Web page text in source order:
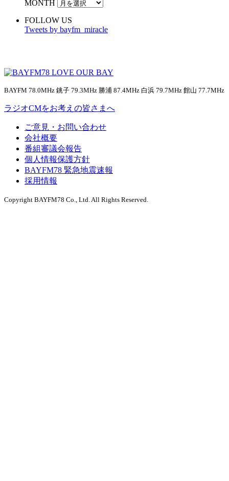
MONTH
FOLLOW US
Tweets by bayfm_miracle
BAYFM 78.0MHz 銚子 79.3MHz 勝浦 87.4MHz 白浜 79.7MHz 館山 77.7MHz
ラジオCMをお考えの皆さまへ
ご意見・お問い合わせ
会社概要
番組審議会報告
個人情報保護方針
BAYFM78 緊急地震速報
採用情報
Copyright BAYFM78 Co., Ltd. All Rights Reserved.